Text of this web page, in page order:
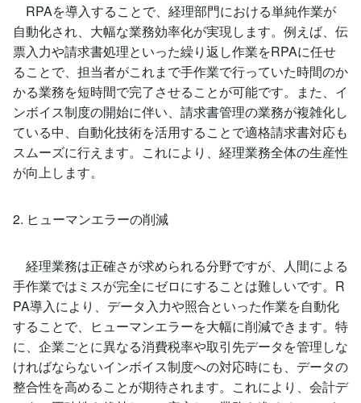
RPAを導入することで、経理部門における単純作業が
自動化され、大幅な業務効率化が実現します。例えば、伝
票入力や請求書処理といった繰り返し作業をRPAに任せ
ることで、担当者がこれまで手作業で行っていた時間のか
かる業務を短時間で完了させることが可能です。また、イ
ンボイス制度の開始に伴い、請求書管理の業務が複雑化し
ている中、自動化技術を活用することで適格請求書対応も
スムーズに行えます。これにより、経理業務全体の生産性
が向上します。
2. ヒューマンエラーの削減
経理業務は正確さが求められる分野ですが、人間による
手作業ではミスが完全にゼロにすることは難しいです。R
PA導入により、データ入力や照合といった作業を自動化
することで、ヒューマンエラーを大幅に削減できます。特
に、企業ごとに異なる消費税率や取引先データを管理しな
ければならないインボイス制度への対応時にも、データの
整合性を高めることが期待されます。これにより、会計デ